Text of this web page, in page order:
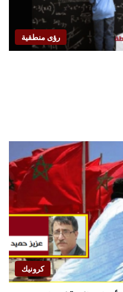
رؤى منطقية
كرونيك